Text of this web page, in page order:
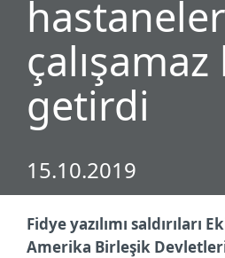
getirdi
15.10.2019
Fidye yazılımı saldırıları
Amerika Birleşik